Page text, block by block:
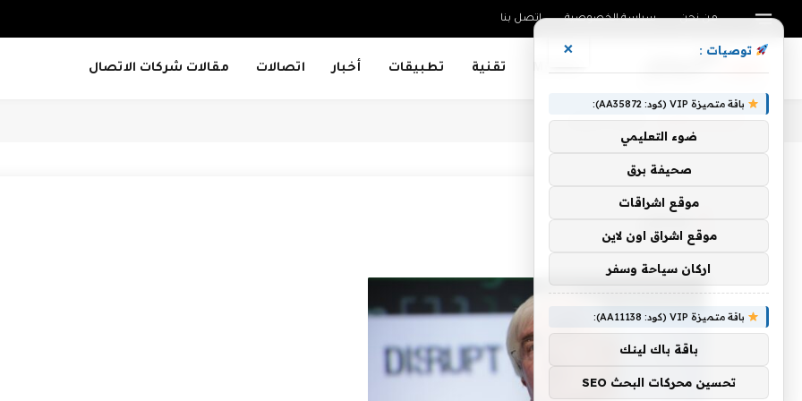
من نحن سياسة الخصوصية اتصل بنا
تقنية تطبيقات أخبار اتصالات مقالات شركات الاتصال
أنت الآن تتصفح: Home
»كونواي
توصيات : ×
باقة متميزة VIP (كود: AA35872):
ضوء التعليمي
صحيفة برق
موقع اشراقات
موقع اشراق اون لاين
اركان سياحة وسفر
باقة متميزة VIP (كود: AA11138):
باقة باك لينك
تحسين محركات البحث SEO